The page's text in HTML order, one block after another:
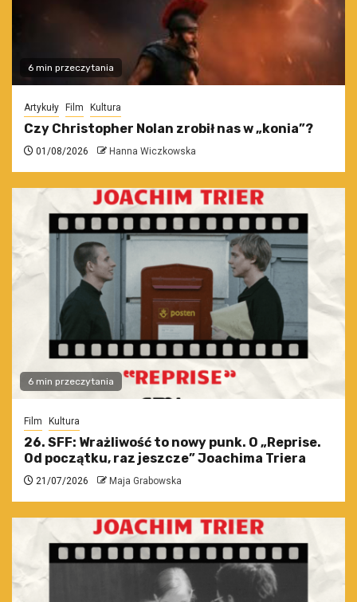
6 min przeczytania
Artykuły Film Kultura
Czy Christopher Nolan zrobił nas w „konia”?
01/08/2026 Hanna Wiczkowska
6 min przeczytania
Film Kultura
26. SFF: Wrażliwość to nowy punk. O „Reprise.
Od początku, raz jeszcze” Joachima Triera
21/07/2026 Maja Grabowska